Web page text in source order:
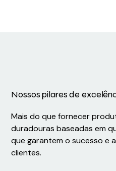
Nossos pilares de
Mais do que fornecer
duradouras baseadas em
que garantem o sucesso e
clientes.